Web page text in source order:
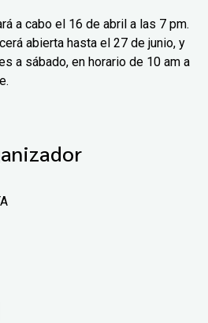
a cabo el 16 de abril a las 7 pm.
abierta hasta el 27 de junio, y
a sábado, en horario de 10 am a